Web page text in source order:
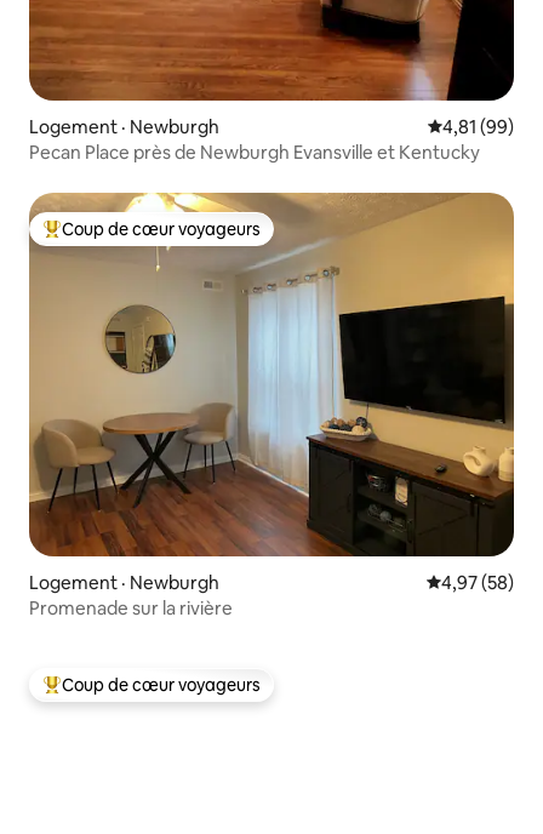
Logement · Newburgh Note
4,81 (99)
Pecan Place près de Newburgh Evansville et Kentucky
Coup de cœur voyageurs parmi les plus aimés
Coup de cœur voyageurs
Logement · Newburgh Note
4,97 (58)
Promenade sur la rivière
Coup de cœur voyageurs parmi les plus aimés
Coup de cœur voyageurs